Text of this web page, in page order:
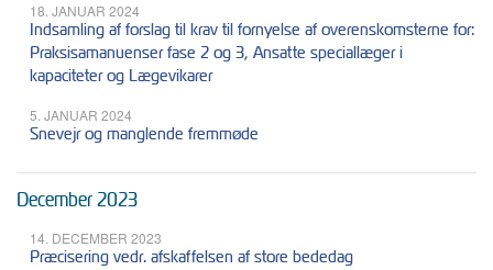
18. JANUAR 2024
Indsamling af forslag til krav til fornyelse af overenskomsterne for:
Praksisamanuenser fase 2 og 3, Ansatte speciallæger i
kapaciteter og Lægevikarer
5. JANUAR 2024
Snevejr og manglende fremmøde
December 2023
14. DECEMBER 2023
Præcisering vedr. afskaffelsen af store bededag